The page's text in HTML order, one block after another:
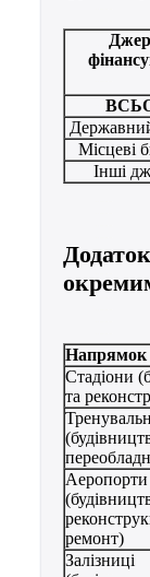
Місцеві
Інші
Напрямок
Стадіони
та
Аеропорти
ремонт)
Залізниці